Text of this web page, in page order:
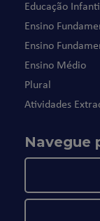
Educação
Ensino
Ensino
Ensino Médio
Plural
Atividades
Navegue